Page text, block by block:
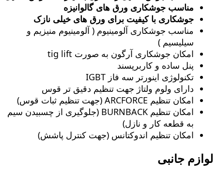
مناسب جوشکاری ورق های گالوانیزه
جوشکاری با کیفیت برای ورق های خیلی نازک
مناسب جوشکاری آلومینیوم ( آلومینیوم منیزیم و
سیلیسیم )
امکان جوشکاری آرگون به صورت tig lift
پنل ساده و کاربرپسند
تکنولوژی اینورتر سه فاز IGBT
دارای ولوم ولتاژ جهت تنظیم دقیق تر قوس
امکان تنظیم ARCFORCE (جهت تنظیم ثبات قوس)
امکان تنظیم BURNBACK (جلوگیری از چسبیدن سیم
به قطعه کار و نازل)
امکان تنظیم اندوکتانس (جهت کنترل پاشش)
لوازم جانبی